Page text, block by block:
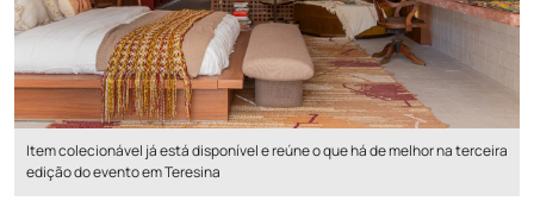
Item colecionável já está disponível e reúne o que há de melhor na terceira
edição do evento em Teresina